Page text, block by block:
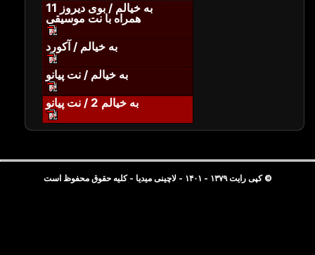
به خیالم / بوی دیروز 11
همراه با نت موسیقی
به خیالم / آکورد
به خیالم / نت پیانو
به خیالم 2 / نت پیانو
© کپی رایت ۱۳۷۹ - ۱۴۰۱ - لاچینی میدیا - کلیه حقوق محفوظ است